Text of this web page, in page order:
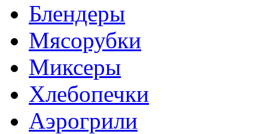
Блендеры
Мясорубки
Миксеры
Хлебопечки
Аэрогрили